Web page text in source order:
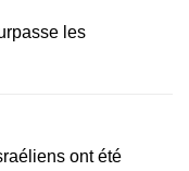
les
ont été